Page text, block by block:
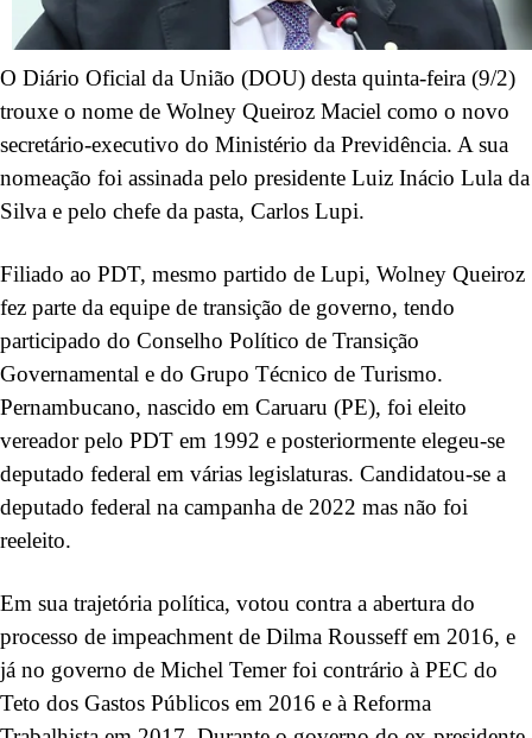
O Diário Oficial da União (DOU) desta quinta-feira (9/2)
trouxe o nome de Wolney Queiroz Maciel como o novo
secretário-executivo do Ministério da Previdência. A sua
nomeação foi assinada pelo presidente Luiz Inácio Lula da
Silva e pelo chefe da pasta, Carlos Lupi.
Filiado ao PDT, mesmo partido de Lupi, Wolney Queiroz
fez parte da equipe de transição de governo, tendo
participado do Conselho Político de Transição
Governamental e do Grupo Técnico de Turismo.
Pernambucano, nascido em Caruaru (PE), foi eleito
vereador pelo PDT em 1992 e posteriormente elegeu-se
deputado federal em várias legislaturas. Candidatou-se a
deputado federal na campanha de 2022 mas não foi
reeleito.
Em sua trajetória política, votou contra a abertura do
processo de impeachment de Dilma Rousseff em 2016, e
já no governo de Michel Temer foi contrário à PEC do
Teto dos Gastos Públicos em 2016 e à Reforma